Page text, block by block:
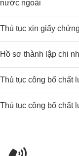
nước ngoài
Thủ tục xin giấy
Hồ sơ thành lập chi
Thủ tục công bố chất
Thủ tục công bố chất